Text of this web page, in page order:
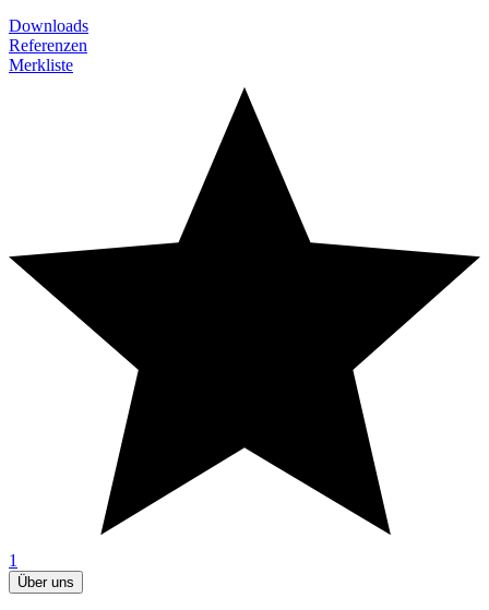
Downloads
Referenzen
Merkliste
1
Über uns